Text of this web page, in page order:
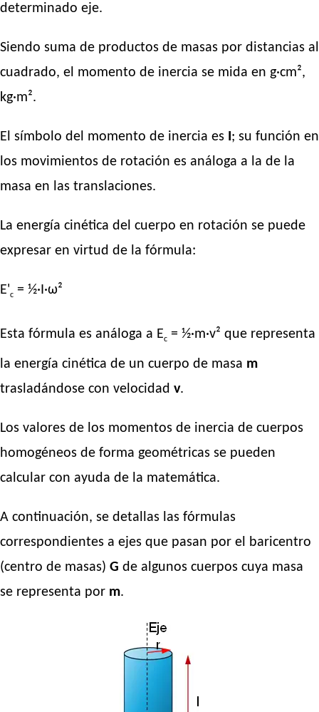
determinado eje.
Siendo suma de productos de masas por distancias al
cuadrado, el momento de inercia se mida en g·cm²,
kg·m².
El símbolo del momento de inercia es ; su función en
los movimientos de rotación es análoga a la de la
masa en las translaciones.
La energía cinética del cuerpo en rotación se puede
expresar en virtud de la fórmula:
E'c = ½·I·ω²
Esta fórmula es análoga a Ec = ½·m·v² que representa
la energía cinética de un cuerpo de masa m
trasladándose con velocidad v.
Los valores de los momentos de inercia de cuerpos
homogéneos de forma geométricas se pueden
calcular con ayuda de la matemática.
A continuación, se detallas las fórmulas
correspondientes a ejes que pasan por el baricentro
(centro de masas) G de algunos cuerpos cuya masa
se representa por m.